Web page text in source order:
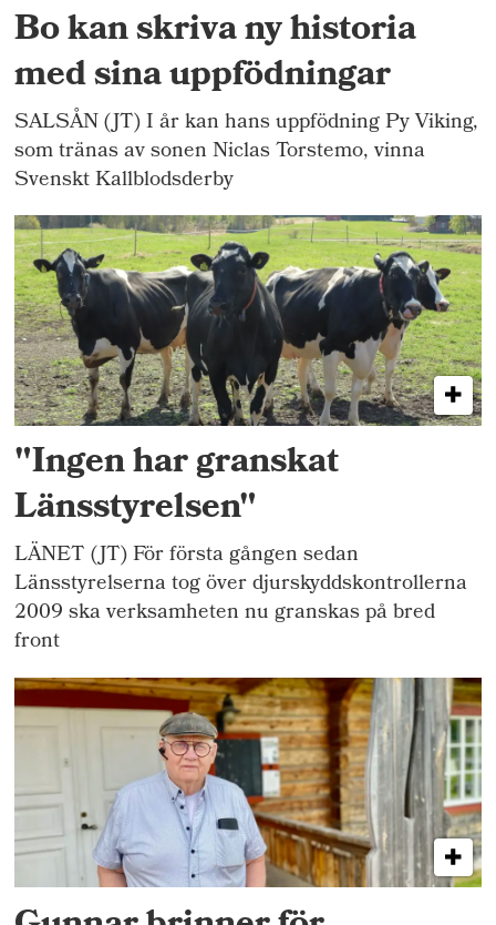
Bo kan skriva ny historia
med sina uppfödningar
SALSÅN (JT) I år kan hans uppfödning Py Viking,
som tränas av sonen Niclas Torstemo, vinna
Svenskt Kallblodsderby
"Ingen har granskat
Länsstyrelsen"
LÄNET (JT) För första gången sedan
Länsstyrelserna tog över djurskyddskontrollerna
2009 ska verksamheten nu granskas på bred
front